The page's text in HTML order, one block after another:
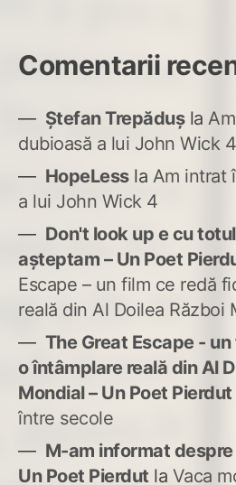
Comentarii
Ștefan Trepădușla
dubioasă a lui John Wick 4
HopeLessla Am intrat
a lui John Wick 4
Don't look up e cu
așteptam – Un Poet
Escape – un film ce redă
reală din Al Doilea Război
The Great Escape -
o întâmplare reală din Al
Mondial – Un Poet Pierdut
între secole
M-am informat
Un Poet Pierdut la Vaca